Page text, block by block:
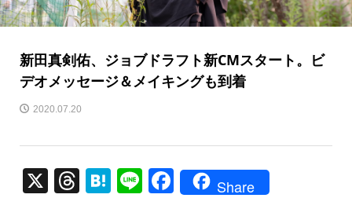
新田真剣佑、ジョブドラフト新CMスタート。ビ
デオメッセージ＆メイキングも到着
2020.07.20
X
T
H
Li
F
Share